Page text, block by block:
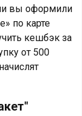
вы оформили
по карте
кешбэк за
от 500